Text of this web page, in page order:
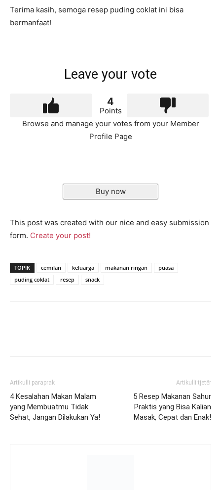
Terima kasih, semoga resep puding coklat ini bisa
bermanfaat!
Leave your vote
4
Points
Browse and manage your votes from your Member
Profile Page
Buy now
This post was created with our nice and easy submission
form. Create your post!
TOPIK cemilan keluarga makanan ringan
puasa
puding coklat
resep snack
Artikulli paraprak
4 Kesalahan Makan Malam
yang Membuatmu Tidak
Sehat, Jangan Dilakukan Ya!
Artikulli tjetër
5 Resep Makanan Sahur
Praktis yang Bisa Kalian
Masak, Cepat dan Enak!